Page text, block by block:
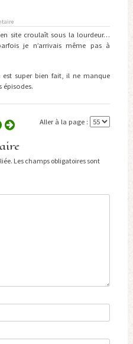
site croulaît sous la lourdeur…
je n’arrivais même pas à
super bien fait, il ne manque
épisodes.
Aller à la page :
Les champs obligatoires sont